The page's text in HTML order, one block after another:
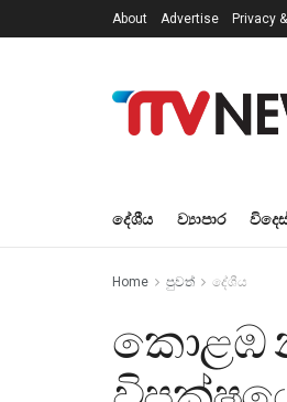
About Advertise Privacy
දේශීය ව්‍යාපාර
Home පුවත් දේශීය
කොළඹ